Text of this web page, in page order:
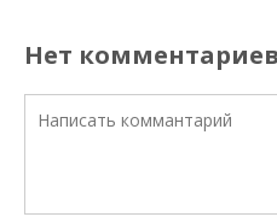
Нет комментариев